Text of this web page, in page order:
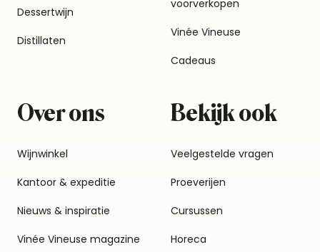
Dessertwijn
Distillaten
voorverkopen
Vinée Vineuse
Cadeaus
Over ons
Wijnwinkel
Kantoor & expeditie
Nieuws & inspiratie
Vinée Vineuse magazine
Bekijk ook
Veelgestelde vragen
Proeverijen
Cursussen
Horeca